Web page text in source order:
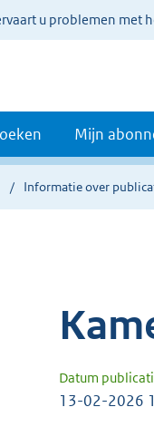
u problemen met
Mijn
Informatie over
Datum
13-02-2026